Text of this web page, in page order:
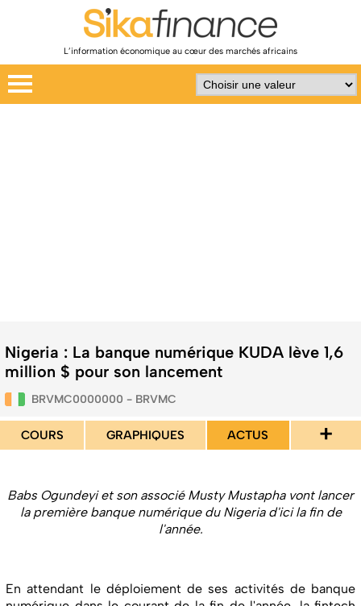
L’information économique au cœur des marchés africains
Nigeria : La banque numérique KUDA lève 1,6
million $ pour son lancement
BRVMC0000000 - BRVMC
COURS GRAPHIQUES ACTUS +
Babs Ogundeyi et son associé Musty Mustapha vont lancer
la première banque numérique du Nigeria d'ici la fin de
l'année.
En attendant le déploiement de ses activités de banque